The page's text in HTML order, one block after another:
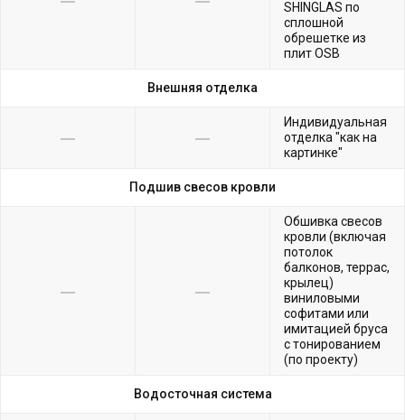
SHINGLAS по
сплошной
обрешетке из
плит OSB
Внешняя отделка
Индивидуальная
отделка "как на
картинке"
Подшив свесов кровли
Обшивка свесов
кровли (включая
потолок
балконов, террас,
крылец)
виниловыми
софитами или
имитацией бруса
с тонированием
(по проекту)
Водосточная система